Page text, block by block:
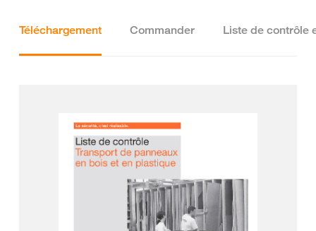
Téléchargement Commander Liste de contrôle